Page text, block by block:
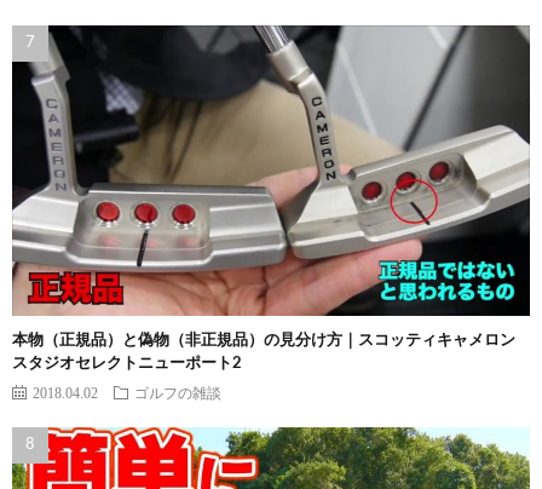
本物（正規品）と偽物（非正規品）の見分け方｜スコッティキャメロン
スタジオセレクトニューポート2
2018.04.02 ゴルフの雑談